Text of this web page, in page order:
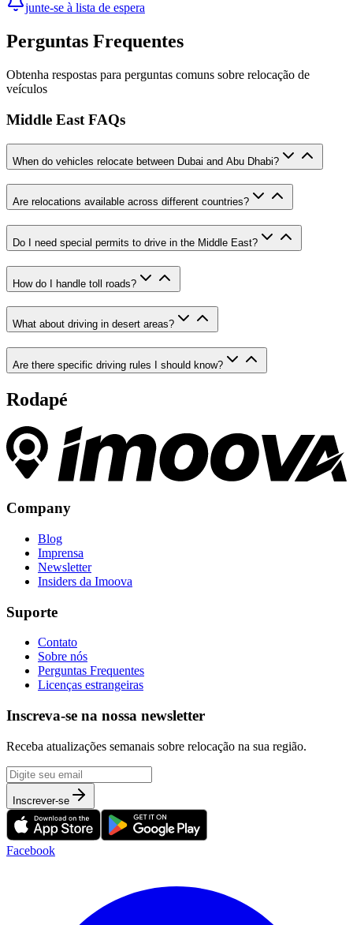
junte-se à lista de espera
Perguntas Frequentes
Obtenha respostas para perguntas comuns sobre relocação de
veículos
Middle East FAQs
When do vehicles relocate between Dubai and Abu Dhabi?
Are relocations available across different countries?
Do I need special permits to drive in the Middle East?
How do I handle toll roads?
What about driving in desert areas?
Are there specific driving rules I should know?
Rodapé
Company
Blog
Imprensa
Newsletter
Insiders da Imoova
Suporte
Contato
Sobre nós
Perguntas Frequentes
Licenças estrangeiras
Inscreva-se na nossa newsletter
Receba atualizações semanais sobre relocação na sua região.
Inscrever-se
Facebook